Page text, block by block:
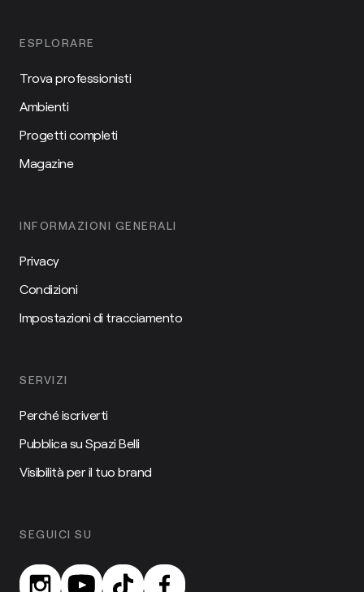
ESPLORARE
Trova professionisti
Ambienti
Progetti completi
Magazine
INFORMAZIONI GENERALI
Privacy
Condizioni
Impostazioni di tracciamento
SERVIZI
Perché iscriverti
Pubblica su Spazi Belli
Visibilità per il tuo brand
SEGUICI SU